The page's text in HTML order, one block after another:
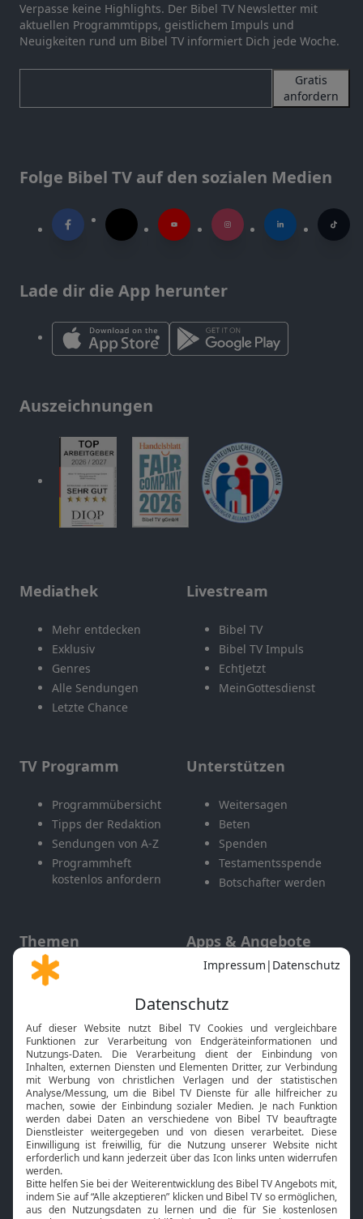
Verpasse keine Highlights. Der Bibel TV Newsletter mit
aktuellen Programmtipps, geistlichem Impuls und
Neuigkeiten rund um Bibel TV informiert Dich jede Woche.
Gratis
anfordern
Folge Bibel TV auf den sozialen Medien
Lade dir die App herunter
Auszeichnungen
Mediathek
Mehr entdecken
Exklusiv
Genres
Alle Sendungen
Letzte Chance
Livestream
Bibel TV
Bibel TV Impuls
EchtJetzt
MeinGottesdienst
TV Programm
Programmübersicht
Tipps der Redaktion
Sendungen von A-Z
Programmheft
kostenlos anfordern
Unterstützen
Weitersagen
Beten
Spenden
Testamentsspende
Botschafter werden
Themen
Gott und Bibel erklärt
Neuigkeiten
Apps & Angebote
Mobile App
Smart TV
HbbTV
Bibelthek Online-Bibel
Nächster Gottesdienst
Bibel TV
Über uns
Jobs
Service
Kontakt
TV-Empfang